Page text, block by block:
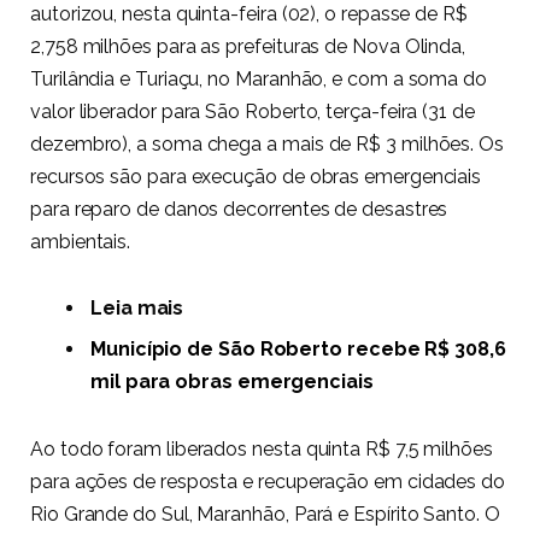
autorizou, nesta quinta-feira (02), o repasse de R$
2,758 milhões para as prefeituras de Nova Olinda,
Turilândia e Turiaçu, no Maranhão, e com a soma do
valor liberador para São Roberto, terça-feira (31 de
dezembro), a soma chega a mais de R$ 3 milhões. Os
recursos são para execução de obras emergenciais
para reparo de danos decorrentes de desastres
ambientais.
Leia mais
Município de São Roberto recebe R$ 308,6
mil para obras emergenciais
Ao todo foram liberados nesta quinta R$ 7,5 milhões
para ações de resposta e recuperação em cidades do
Rio Grande do Sul, Maranhão, Pará e Espírito Santo. O